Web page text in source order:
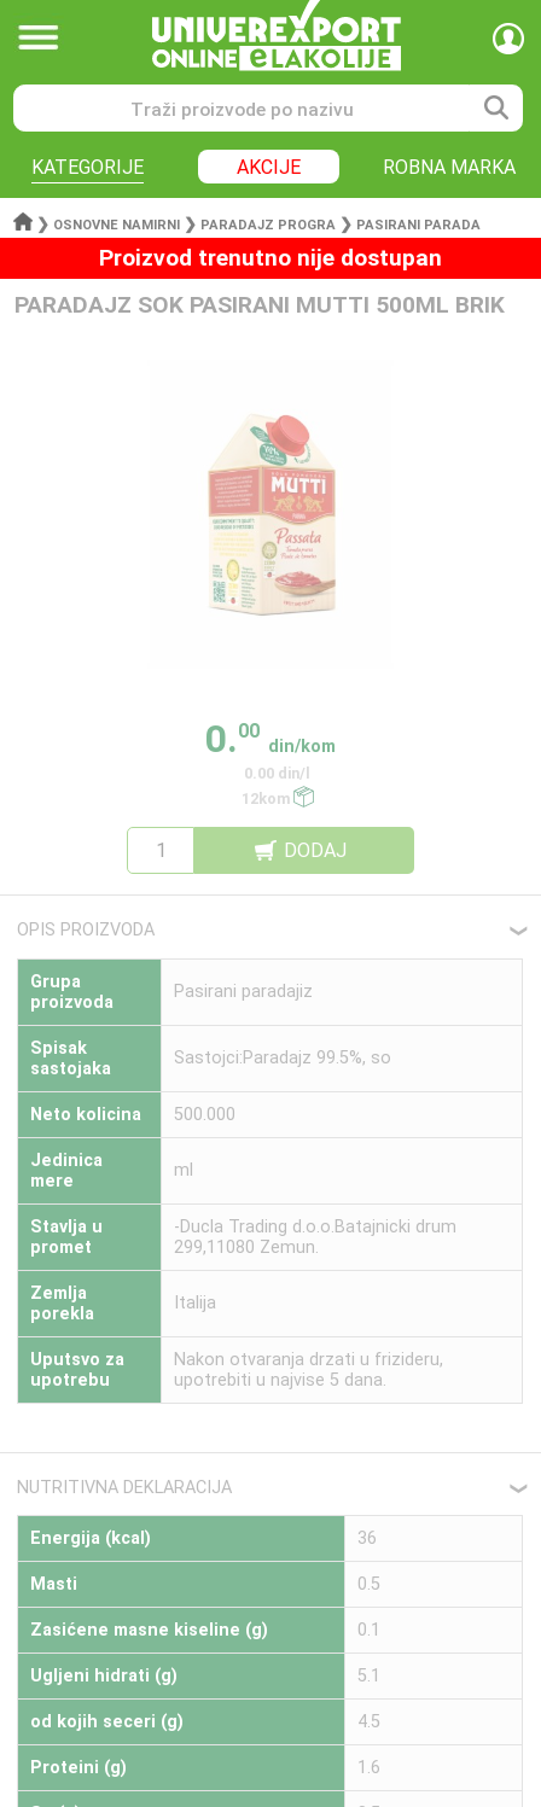
KATEGORIJE AKCIJE ROBNA MARKA
❯ OSNOVNE NAMIRNI ❯ PARADAJZ PROGRA ❯ PASIRANI PARADA
Proizvod trenutno nije dostupan
PARADAJZ SOK PASIRANI MUTTI 500ML BRIK
0.00
din/kom
0.00 din/l
12kom
DODAJ
OPIS PROIZVODA ❮
Grupa
proizvoda
Pasirani paradajiz
Spisak
sastojaka
Sastojci:Paradajz 99.5%, so
Neto kolicina 500.000
Jedinica
mere
ml
Stavlja u
promet
-Ducla Trading d.o.o.Batajnicki drum
299,11080 Zemun.
Zemlja
porekla
Italija
Uputsvo za
upotrebu
Nakon otvaranja drzati u frizideru,
upotrebiti u najvise 5 dana.
NUTRITIVNA DEKLARACIJA ❮
Energija (kcal) 36
Masti 0.5
Zasićene masne kiseline (g) 0.1
Ugljeni hidrati (g) 5.1
od kojih seceri (g) 4.5
Proteini (g) 1.6